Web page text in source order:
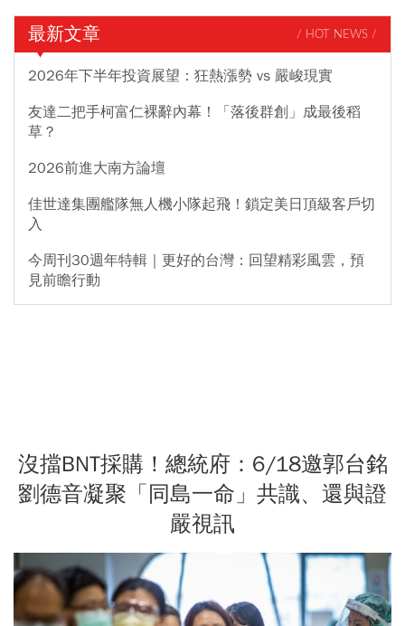
最新文章 / HOT NEWS /
2026年下半年投資展望：狂熱漲勢 vs 嚴峻現實
友達二把手柯富仁裸辭內幕！「落後群創」成最後稻
草？
2026前進大南方論壇
佳世達集團艦隊無人機小隊起飛！鎖定美日頂級客戶切
入
今周刊30週年特輯｜更好的台灣：回望精彩風雲，預
見前瞻行動
沒擋BNT採購！總統府：6/18邀郭台銘
劉德音凝聚「同島一命」共識、還與證
嚴視訊